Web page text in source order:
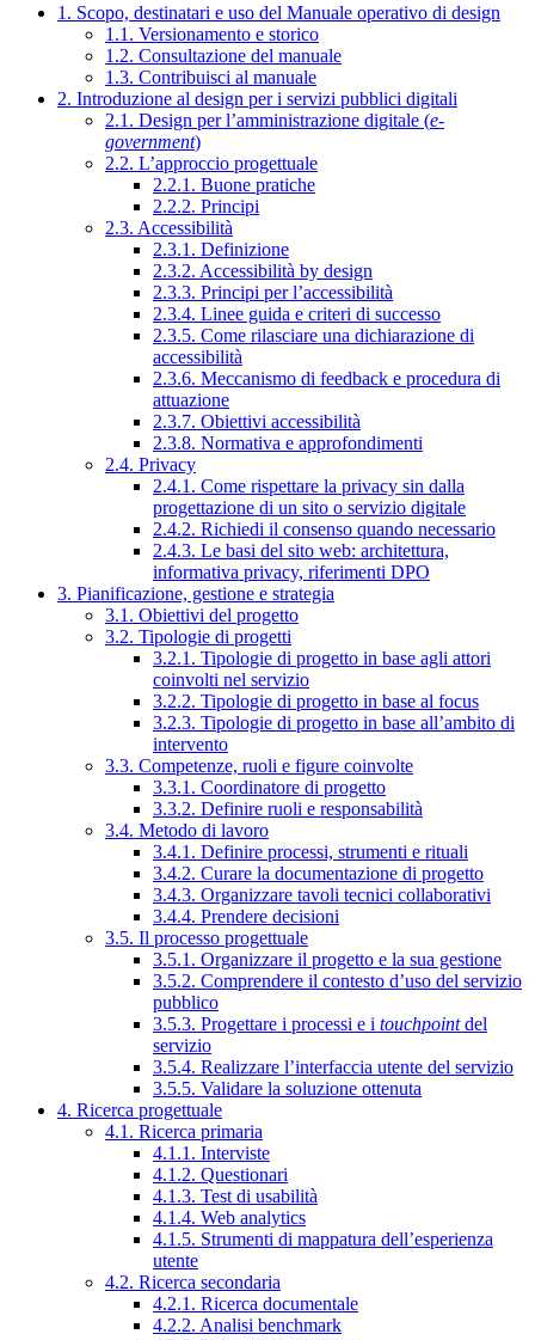
1. Scopo, destinatari e uso del Manuale operativo di design
1.1. Versionamento e storico
1.2. Consultazione del manuale
1.3. Contribuisci al manuale
2. Introduzione al design per i servizi pubblici digitali
2.1. Design per l’amministrazione digitale (e-
government)
2.2. L’approccio progettuale
2.2.1. Buone pratiche
2.2.2. Principi
2.3. Accessibilità
2.3.1. Definizione
2.3.2. Accessibilità by design
2.3.3. Principi per l’accessibilità
2.3.4. Linee guida e criteri di successo
2.3.5. Come rilasciare una dichiarazione di
accessibilità
2.3.6. Meccanismo di feedback e procedura di
attuazione
2.3.7. Obiettivi accessibilità
2.3.8. Normativa e approfondimenti
2.4. Privacy
2.4.1. Come rispettare la privacy sin dalla
progettazione di un sito o servizio digitale
2.4.2. Richiedi il consenso quando necessario
2.4.3. Le basi del sito web: architettura,
informativa privacy, riferimenti DPO
3. Pianificazione, gestione e strategia
3.1. Obiettivi del progetto
3.2. Tipologie di progetti
3.2.1. Tipologie di progetto in base agli attori
coinvolti nel servizio
3.2.2. Tipologie di progetto in base al focus
3.2.3. Tipologie di progetto in base all’ambito di
intervento
3.3. Competenze, ruoli e figure coinvolte
3.3.1. Coordinatore di progetto
3.3.2. Definire ruoli e responsabilità
3.4. Metodo di lavoro
3.4.1. Definire processi, strumenti e rituali
3.4.2. Curare la documentazione di progetto
3.4.3. Organizzare tavoli tecnici collaborativi
3.4.4. Prendere decisioni
3.5. Il processo progettuale
3.5.1. Organizzare il progetto e la sua gestione
3.5.2. Comprendere il contesto d’uso del servizio
pubblico
3.5.3. Progettare i processi e i touchpointdel
servizio
3.5.4. Realizzare l’interfaccia utente del servizio
3.5.5. Validare la soluzione ottenuta
4. Ricerca progettuale
4.1. Ricerca primaria
4.1.1. Interviste
4.1.2. Questionari
4.1.3. Test di usabilità
4.1.4. Web analytics
4.1.5. Strumenti di mappatura dell’esperienza
utente
4.2. Ricerca secondaria
4.2.1. Ricerca documentale
4.2.2. Analisi benchmark